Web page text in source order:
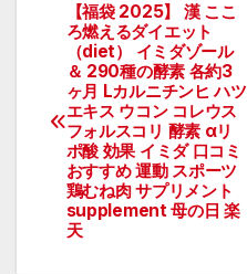
投
稿
ナ
ビ
ゲ
ー
【福袋 2025】 漢 ここ
ろ燃えるダイエット
（diet） イミダゾール
＆ 290種の酵素 各約3
ヶ月 Lカルニチンヒ ハツ
エキス ウコン コレウス
フォルスコリ 酵素 αリ
ポ酸 効果 イミダ 口コミ
おすすめ 運動 スポーツ
鶏むね肉 サプリメント
supplement 母の日 楽
天